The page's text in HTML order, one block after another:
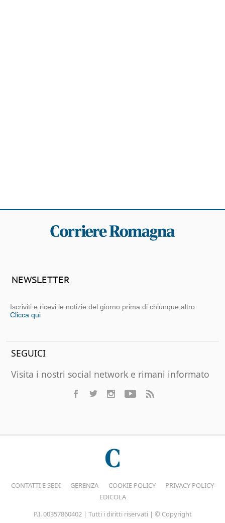
NEWSLETTER
Iscriviti e ricevi le notizie del giorno prima di chiunque altro
Clicca qui
SEGUICI
Visita i nostri social network e rimani informato
CONTATTI E SEDI GERENZA COOKIE POLICY
PRIVACY POLICY
EDICOLA
P.I. 00357860402 | Tutti i diritti riservati | © Copyright